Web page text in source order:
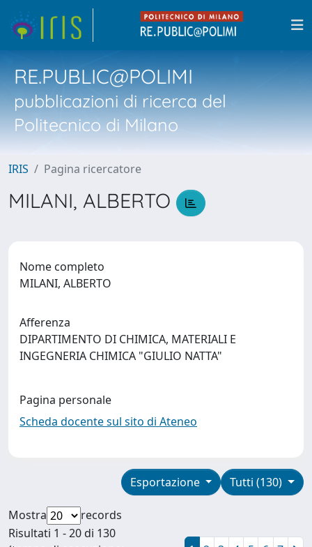
RE.PUBLIC@POLIMI
pubblicazioni di ricerca del
Politecnico di Milano
IRIS Pagina ricercatore
MILANI, ALBERTO
Nome completo
MILANI, ALBERTO
Afferenza
DIPARTIMENTO DI CHIMICA, MATERIALI E
INGEGNERIA CHIMICA "GIULIO NATTA"
Pagina personale
Scheda docente sul sito di Ateneo
Tutti (130)
Esportazione
Mostra
records
Risultati 1 - 20 di 130